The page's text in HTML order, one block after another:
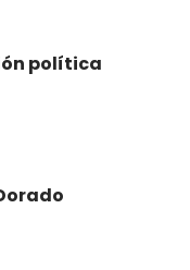
política